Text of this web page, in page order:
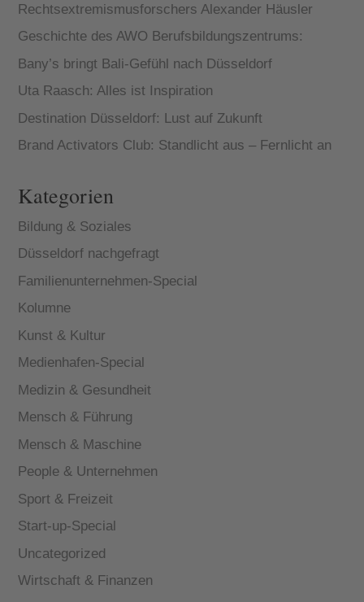
Rechtsextremismusforschers Alexander Häusler
Geschichte des AWO Berufsbildungszentrums:
Bany’s bringt Bali-Gefühl nach Düsseldorf
Uta Raasch: Alles ist Inspiration
Destination Düsseldorf: Lust auf Zukunft
Brand Activators Club: Standlicht aus – Fernlicht an
Kategorien
Bildung & Soziales
Düsseldorf nachgefragt
Familienunternehmen-Special
Kolumne
Kunst & Kultur
Medienhafen-Special
Medizin & Gesundheit
Mensch & Führung
Mensch & Maschine
People & Unternehmen
Sport & Freizeit
Start-up-Special
Uncategorized
Wirtschaft & Finanzen